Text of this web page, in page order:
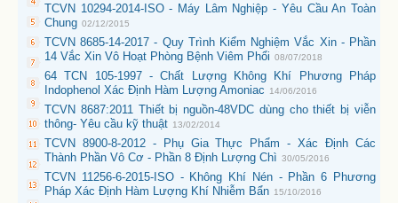
TCVN 10294-2014-ISO - Máy Lâm Nghiệp - Yêu Cầu An Toàn
Chung 02/12/2015
TCVN 8685-14-2017 - Quy Trình Kiểm Nghiệm Vắc Xin - Phần
14 Vắc Xin Vô Hoạt Phòng Bệnh Viêm Phổi 08/07/2018
64 TCN 105-1997 - Chất Lượng Không Khí Phương Pháp
Indophenol Xác Định Hàm Lượng Amoniac
14/06/2016
TCVN 8687:2011 Thiết bị nguồn-48VDC dùng cho thiết bị viễn
thông- Yêu cầu kỹ thuật 13/02/2014
TCVN 8900-8-2012 - Phụ Gia Thực Phẩm - Xác Định Các
Thành Phần Vô Cơ - Phần 8 Định Lượng Chì 30/05/2016
TCVN 11256-6-2015-ISO - Không Khí Nén - Phần 6 Phương
Pháp Xác Định Hàm Lượng Khí Nhiễm Bẩn 15/10/2016